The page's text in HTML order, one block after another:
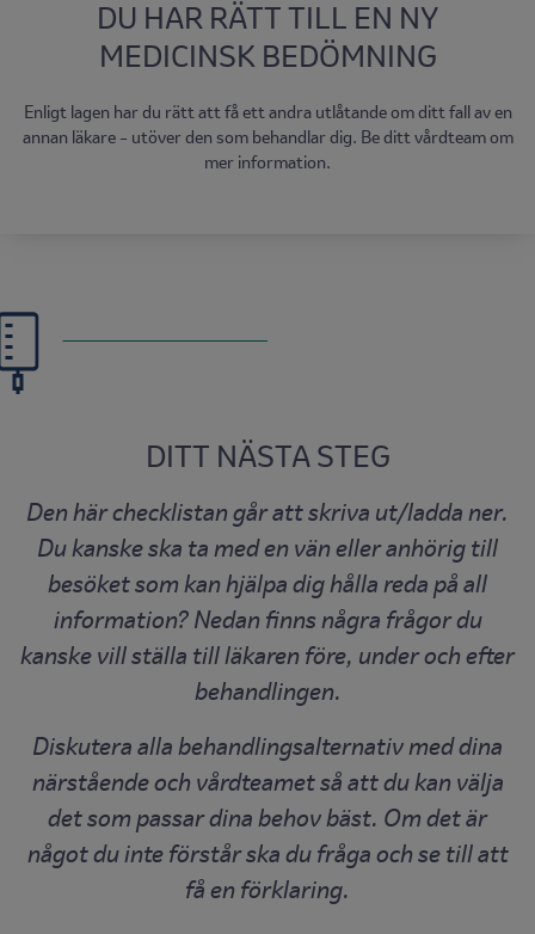
DU HAR RÄTT TILL EN NY
MEDICINSK BEDÖMNING
Enligt lagen har du rätt att få ett andra utlåtande om ditt fall av en
annan läkare – utöver den som behandlar dig. Be ditt vårdteam om
mer information.
DITT NÄSTA STEG
Den här checklistan går att skriva ut/ladda ner.
Du kanske ska ta med en vän eller anhörig till
besöket som kan hjälpa dig hålla reda på all
information? Nedan finns några frågor du
kanske vill ställa till läkaren före, under och efter
behandlingen.
Diskutera alla behandlingsalternativ med dina
närstående och vårdteamet så att du kan välja
det som passar dina behov bäst. Om det är
något du inte förstår ska du fråga och se till att
få en förklaring.